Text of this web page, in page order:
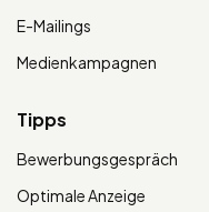
E-Mailings
Medienkampagnen
Tipps
Bewerbungsgespräch
Optimale Anzeige